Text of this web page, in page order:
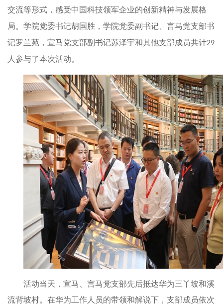
交流等形式，感受中国科技领军企业的创新精神与发展格
局。 学院党委书记胡国胜，学院党委副书记、言马党支部书
记罗兰苑，宣马党支部副书记苏泽宇和其他支部成员共计29
人参与了本次活动。
活动当天，宣马、言马党支部先后抵达华为三丫坡和溪
流背坡村。在华为工作人员的带领和解说下，支部成员依次